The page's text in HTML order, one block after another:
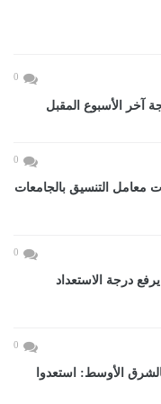
0
آخر الأسبوع المقبل
0
الأولى 2026.. خدمات معامل التنسيق بالجامعات
0
درجة الاستعداد
0
الأوسط: استعدوا